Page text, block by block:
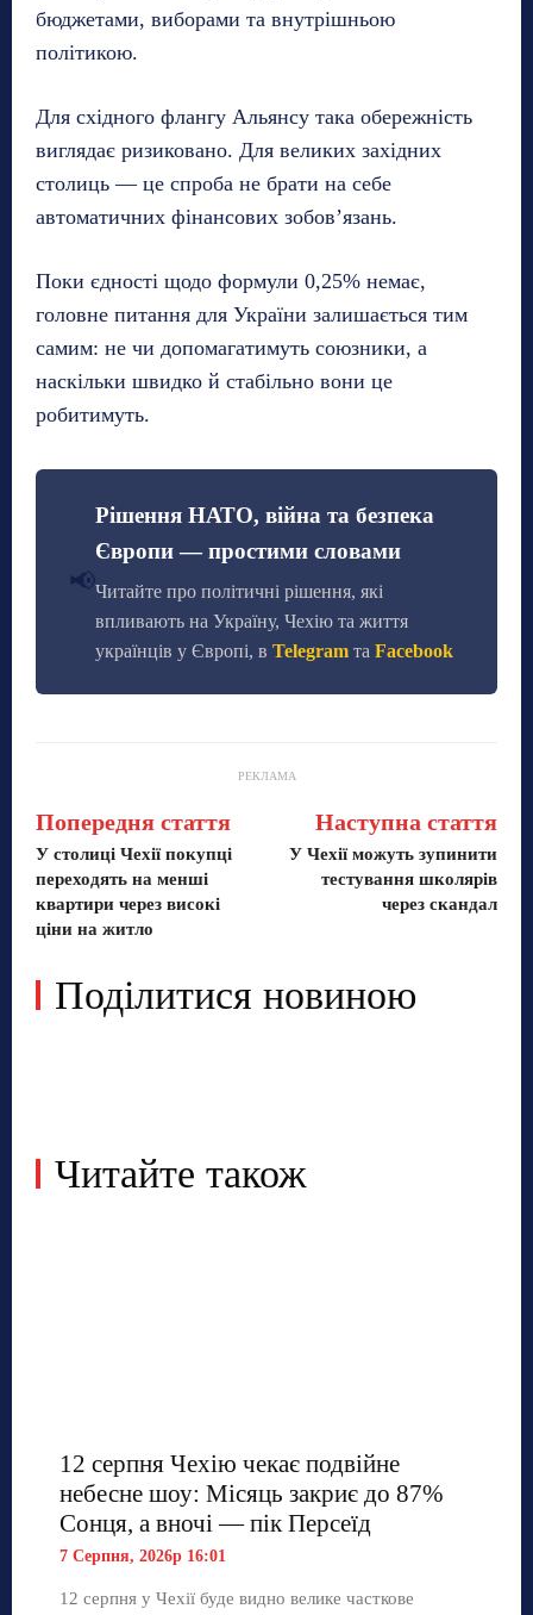
бюджетами, виборами та внутрішньою
політикою.
Для східного флангу Альянсу така обережність
виглядає ризиковано. Для великих західних
столиць — це спроба не брати на себе
автоматичних фінансових зобов’язань.
Поки єдності щодо формули 0,25% немає,
головне питання для України залишається тим
самим: не чи допомагатимуть союзники, а
наскільки швидко й стабільно вони це
робитимуть.
📢
Рішення НАТО, війна та безпека
Європи — простими словами
Читайте про політичні рішення, які
впливають на Україну, Чехію та життя
українців у Європі, в Telegram та Facebook
РЕКЛАМА
Попередня стаття
У столиці Чехії покупці
переходять на менші
квартири через високі
ціни на житло
Наступна стаття
У Чехії можуть зупинити
тестування школярів
через скандал
Поділитися новиною
Читайте також
12 серпня Чехію чекає подвійне
небесне шоу: Місяць закриє до 87%
Сонця, а вночі — пік Персеїд
7 Серпня, 2026р 16:01
12 серпня у Чехії буде видно велике часткове